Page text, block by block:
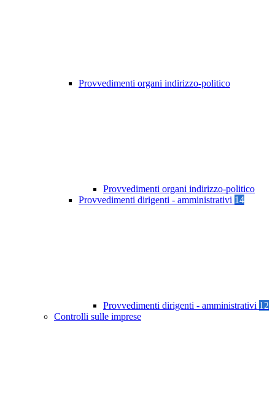
Provvedimenti organi indirizzo-politico
Provvedimenti organi indirizzo-politico
Provvedimenti dirigenti - amministrativi 14
Provvedimenti dirigenti - amministrativi 12
Controlli sulle imprese